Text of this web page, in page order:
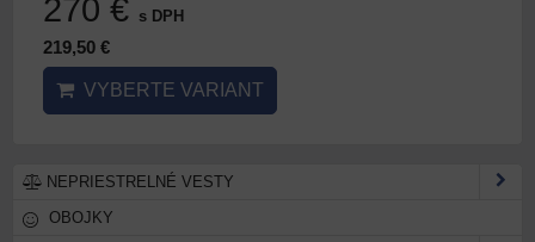
270 € s DPH
219,50 €
VYBERTE VARIANT
NEPRIESTRELNÉ VESTY
OBOJKY